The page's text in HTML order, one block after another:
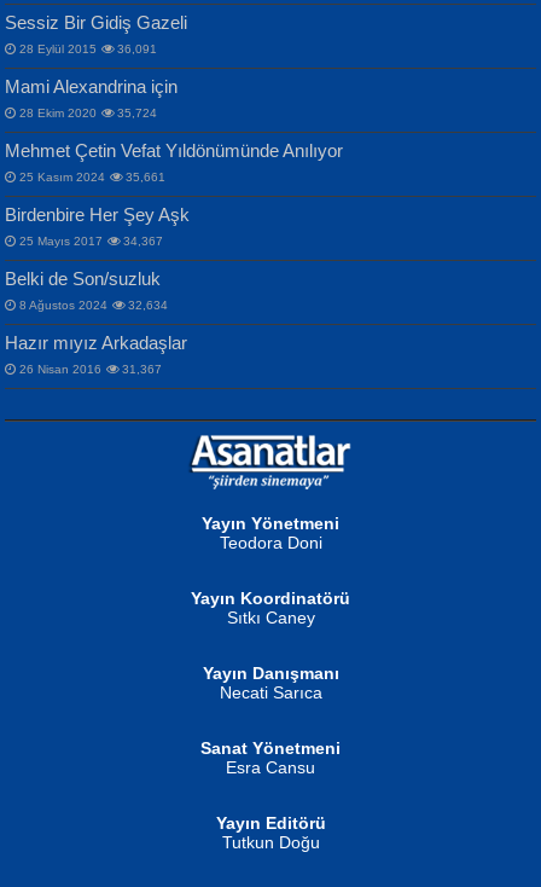
İPEK ACAR SERT
Gazze’nin Şecaati, Ümmetin İmtihanı...
MAHMUT GÜRBÜZ
İbrahim Olmak ve Bitirebilmek...
NURAN KÖSE BAYDAR
Selahattin Yıldız
İdrakimle Üşürken...
Songül Özel
Mahzen...
Ben Deniz Değilim ki...
İnsanlarına Dair...
NAZIM HİKMET RAN
Bir Cezaevinde, Tecritteki Adamın
Mektupları...
Sessiz Bir Gidiş Gazeli
28 Eylül 2015 36,091
Mami Alexandrina için
28 Ekim 2020 35,724
Mehmet Çetin Vefat Yıldönümünde Anılıyor
25 Kasım 2024 35,661
Birdenbire Her Şey Aşk
25 Mayıs 2017 34,367
Belki de Son/suzluk
8 Ağustos 2024 32,634
Hazır mıyız Arkadaşlar
26 Nisan 2016 31,367
Yayın Yönetmeni
Teodora Doni
Yayın Koordinatörü
Sıtkı Caney
Yayın Danışmanı
Necati Sarıca
Sanat Yönetmeni
Esra Cansu
Yayın Editörü
Tutkun Doğu